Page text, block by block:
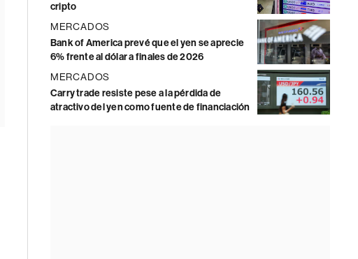
cripto
MERCADOS
Bank of America prevé que el yen se aprecie
6% frente al dólar a finales de 2026
MERCADOS
Carry trade resiste pese a la pérdida de
atractivo del yen como fuente de financiación